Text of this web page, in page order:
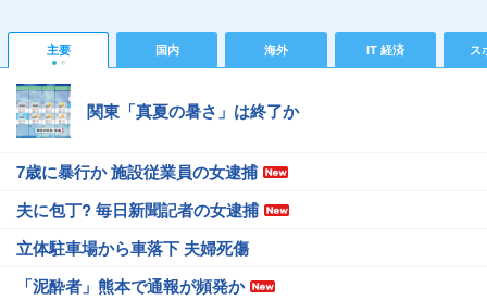
主要 国内 海外 IT 経済 ス
関東「真夏の暑さ」は終了か
7歳に暴行か 施設従業員の女逮捕
夫に包丁? 毎日新聞記者の女逮捕
立体駐車場から車落下 夫婦死傷
「泥酔者」熊本で通報が頻発か